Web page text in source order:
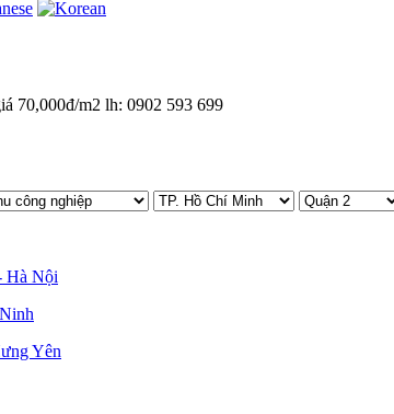
70,000đ/m2 lh: 0902 593 699
Hà Nội
Yên